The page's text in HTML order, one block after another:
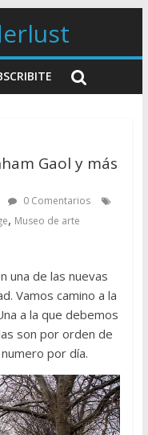
Gaol y más
0 Comentarios
, Museo de arte
una de las nuevas
Vamos camino a la
a la que debemos
son por orden de
por día.